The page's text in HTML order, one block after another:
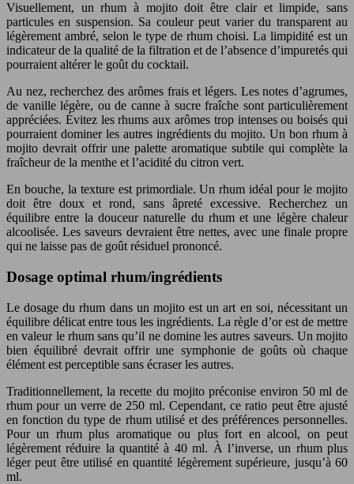
Visuellement, un rhum à mojito doit être clair et limpide, sans
particules en suspension. Sa couleur peut varier du transparent au
légèrement ambré, selon le type de rhum choisi. La limpidité est un
indicateur de la qualité de la filtration et de l’absence d’impuretés qui
pourraient altérer le goût du cocktail.
Au nez, recherchez des arômes frais et légers. Les notes d’agrumes,
de vanille légère, ou de canne à sucre fraîche sont particulièrement
appréciées. Évitez les rhums aux arômes trop intenses ou boisés qui
pourraient dominer les autres ingrédients du mojito. Un bon rhum à
mojito devrait offrir une palette aromatique subtile qui complète la
fraîcheur de la menthe et l’acidité du citron vert.
En bouche, la texture est primordiale. Un rhum idéal pour le mojito
doit être doux et rond, sans âpreté excessive. Recherchez un
équilibre entre la douceur naturelle du rhum et une légère chaleur
alcoolisée. Les saveurs devraient être nettes, avec une finale propre
qui ne laisse pas de goût résiduel prononcé.
Dosage optimal rhum/ingrédients
Le dosage du rhum dans un mojito est un art en soi, nécessitant un
équilibre délicat entre tous les ingrédients. La règle d’or est de mettre
en valeur le rhum sans qu’il ne domine les autres saveurs. Un mojito
bien équilibré devrait offrir une symphonie de goûts où chaque
élément est perceptible sans écraser les autres.
Traditionnellement, la recette du mojito préconise environ 50 ml de
rhum pour un verre de 250 ml. Cependant, ce ratio peut être ajusté
en fonction du type de rhum utilisé et des préférences personnelles.
Pour un rhum plus aromatique ou plus fort en alcool, on peut
légèrement réduire la quantité à 40 ml. À l’inverse, un rhum plus
léger peut être utilisé en quantité légèrement supérieure, jusqu’à 60
ml.